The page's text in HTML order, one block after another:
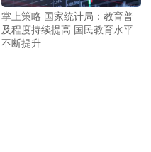
掌上策略 国家统计局：教育普
及程度持续提高 国民教育水平
不断提升